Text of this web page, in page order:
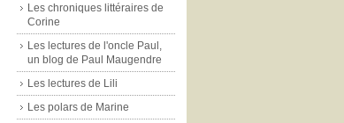
Les chroniques littéraires de
Corine
Les lectures de l'oncle Paul,
un blog de Paul Maugendre
Les lectures de Lili
Les polars de Marine